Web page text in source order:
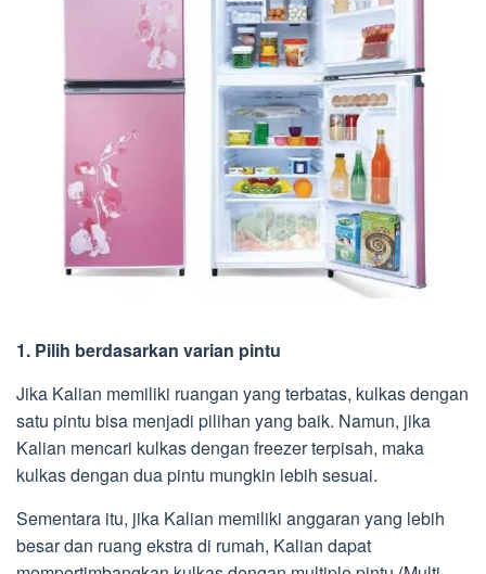
1. Pilih berdasarkan varian pintu
Jika Kalian memiliki ruangan yang terbatas, kulkas dengan
satu pintu bisa menjadi pilihan yang baik. Namun, jika
Kalian mencari kulkas dengan freezer terpisah, maka
kulkas dengan dua pintu mungkin lebih sesuai.
Sementara itu, jika Kalian memiliki anggaran yang lebih
besar dan ruang ekstra di rumah, Kalian dapat